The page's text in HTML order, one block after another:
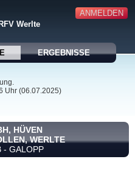
ANMELDEN
RFV Werlte
ERGEBNISSE
Uhr (06.07.2025)
HÜVEN
WERLTE
- GALOPP